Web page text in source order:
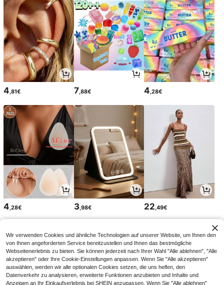
4 ,81€ 7 ,88€ 4 ,28€
4 ,28€ 3,98€ 22 ,49€
Wir verwenden Cookies und ähnliche Technologien auf unserer Website, um Ihnen den
von Ihnen angeforderten Service bereitzustellen und Ihnen das bestmögliche
Webseitenerlebnis zu bieten. Sie können jederzeit nach Ihrer Wahl "Alle ablehnen", "Alle
akzeptieren" oder Ihre Cookie-Einstellungen anpassen. Wenn Sie "Alle akzeptieren"
auswählen, werden wir alle optionalen Cookies setzen, die uns helfen, den
Datenverkehr zu analysieren, erweiterte Funktionen anzubieten und Inhalte und
Anzeigen an Ihr Einkaufserlebnis bei SHEIN anzupassen. Wenn Sie "Alle ablehnen"